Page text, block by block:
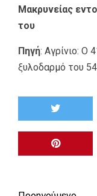
Μακρυνείας
του
Πηγή: Αγρίνιο: Ο
ξυλοδαρμό του